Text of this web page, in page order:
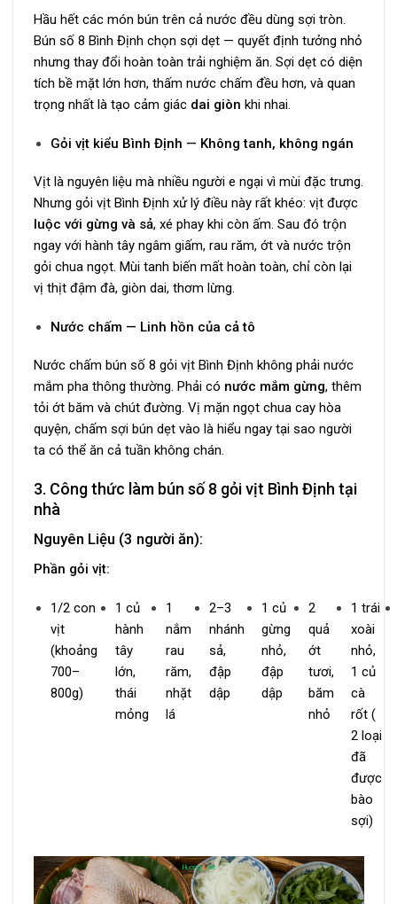
Hầu hết các món bún trên cả nước đều dùng sợi tròn.
Bún số 8 Bình Định chọn sợi dẹt — quyết định tưởng nhỏ
nhưng thay đổi hoàn toàn trải nghiệm ăn. Sợi dẹt có diện
tích bề mặt lớn hơn, thấm nước chấm đều hơn, và quan
trọng nhất là tạo cảm giác dai giòn khi nhai.
Gỏi vịt kiểu Bình Định — Không tanh, không ngán
Vịt là nguyên liệu mà nhiều người e ngại vì mùi đặc trưng.
Nhưng gỏi vịt Bình Định xử lý điều này rất khéo: vịt được
luộc với gừng và sả, xé phay khi còn ấm. Sau đó trộn
ngay với hành tây ngâm giấm, rau răm, ớt và nước trộn
gỏi chua ngọt. Mùi tanh biến mất hoàn toàn, chỉ còn lại
vị thịt đậm đà, giòn dai, thơm lừng.
Nước chấm — Linh hồn của cả tô
Nước chấm bún số 8 gỏi vịt Bình Định không phải nước
mắm pha thông thường. Phải có nước mắm gừng, thêm
tỏi ớt băm và chút đường. Vị mặn ngọt chua cay hòa
quyện, chấm sợi bún dẹt vào là hiểu ngay tại sao người
ta có thể ăn cả tuần không chán.
3. Công thức làm bún số 8 gỏi vịt Bình Định tại
nhà
Nguyên Liệu (3 người ăn):
Phần gỏi vịt:
1/2 con
vịt
(khoảng
700–
800g)
1 củ
hành
tây
lớn,
thái
mỏng
1
nắm
rau
răm,
nhặt
lá
2–3
nhánh
sả,
đập
dập
1 củ
gừng
nhỏ,
đập
dập
2
quả
ớt
tươi,
băm
nhỏ
1 trái
xoài
nhỏ,
1 củ
cà
rốt (
2 loại
đã
được
bào
sợi)